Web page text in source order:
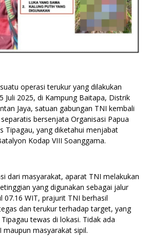
operasi terukur yang dilakukan
Juli 2025, di Kampung Baitapa, Distrik
Jaya, satuan gabungan TNI kembali
bersenjata Organisasi Papua
Tipagau, yang diketahui menjabat
Kodap VIII Soanggama.
dari masyarakat, aparat TNI melakukan
yang digunakan sebagai jalur
07.16 WIT, prajurit TNI berhasil
dan terukur terhadap target, yang
tewas di lokasi. Tidak ada
masyarakat sipil.